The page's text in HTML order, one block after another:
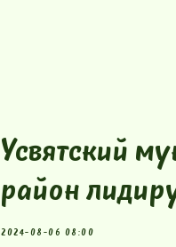
Усвятский
район
2024-08-06 08:00